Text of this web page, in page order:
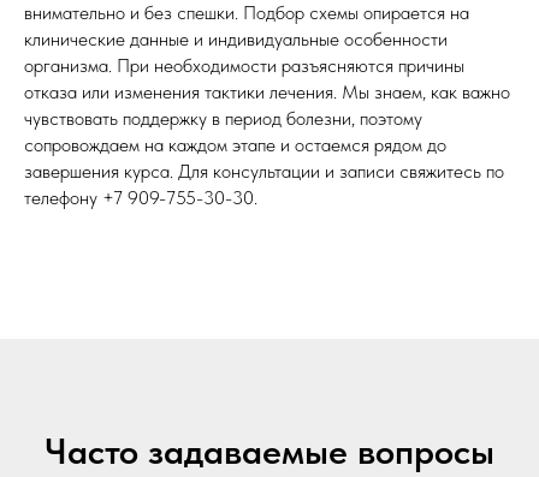
внимательно и без спешки. Подбор схемы опирается на
клинические данные и индивидуальные особенности
организма. При необходимости разъясняются причины
отказа или изменения тактики лечения. Мы знаем, как важно
чувствовать поддержку в период болезни, поэтому
сопровождаем на каждом этапе и остаемся рядом до
завершения курса. Для консультации и записи свяжитесь по
телефону +7 909-755-30-30.
Часто задаваемые вопросы